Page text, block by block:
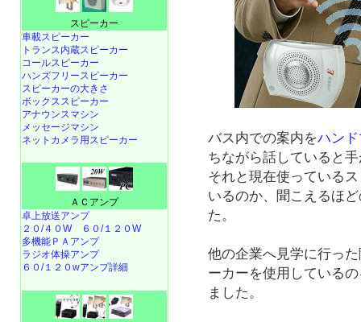
バス内での案内をハン
ちながら話していると
それと現在使っている
いるのか、聞こえるほ
た。
他の企業へ見学に行っ
ーカーを使用している
ました。
スピーカー
車載スピーカー
トランス内蔵スピーカー
コールスピーカー
ハンズフリースピーカー
スピーカーの大きさ
ボックススピーカー
アナウンスマシン
メッセージマシン
ネットカメラ用スピーカー
ＡＣアンプ
卓上放送アンプ
２０/４０W
６０/１２０W
多機能ＰＡアンプ
ラジオ体操アンプ
６０/１２０wアンプ詳細